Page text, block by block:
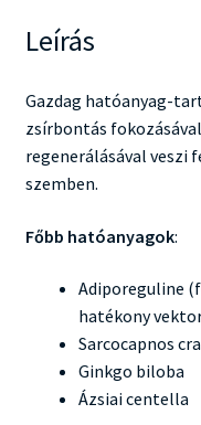
Leírás
Gazdag hatóanyag-
zsírbontás
regenerálásával veszi
szemben.
Főbb hatóanyagok:
Adiporeguline
hatékony
Sarcocapnos
Ginkgo biloba
Ázsiai centella